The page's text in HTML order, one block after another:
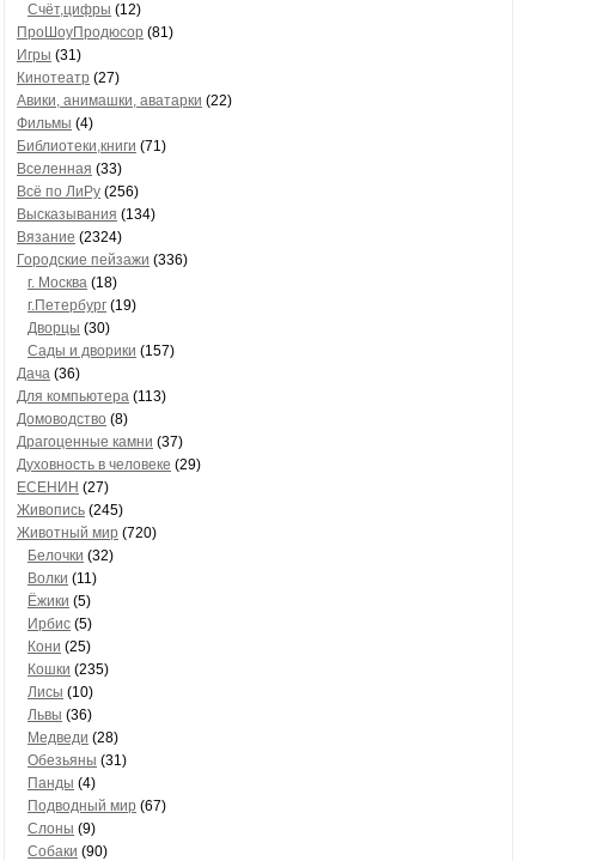
Счёт,цифры (12)
ПроШоуПродюсор (81)
Игры (31)
Кинотеатр (27)
Авики, анимашки, аватарки (22)
Фильмы (4)
Библиотеки,книги (71)
Вселенная (33)
Всё по ЛиРу (256)
Высказывания (134)
Вязание (2324)
Городские пейзажи (336)
г. Москва (18)
г.Петербург (19)
Дворцы (30)
Сады и дворики (157)
Дача (36)
Для компьютера (113)
Домоводство (8)
Драгоценные камни (37)
Духовность в человеке (29)
ЕСЕНИН (27)
Живопись (245)
Животный мир (720)
Белочки (32)
Волки (11)
Ёжики (5)
Ирбис (5)
Кони (25)
Кошки (235)
Лисы (10)
Львы (36)
Медведи (28)
Обезьяны (31)
Панды (4)
Подводный мир (67)
Слоны (9)
Собаки (90)